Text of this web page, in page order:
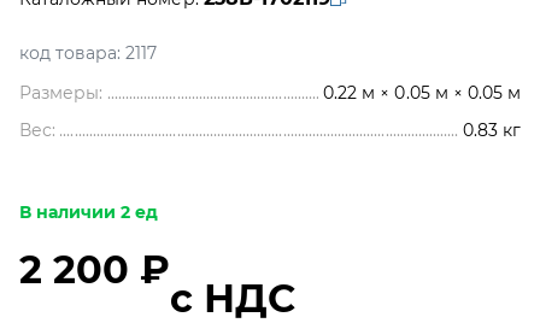
код товара: 2117
Размеры:
0.22 м × 0.05 м × 0.05 м
Вес:
0.83 кг
В наличии 2 ед
2 200 ₽
с НДС